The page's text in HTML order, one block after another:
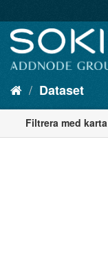
Dataset
Filtrera med karta